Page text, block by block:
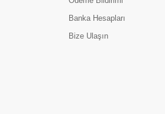
Banka Hesapları
Bize Ulaşın